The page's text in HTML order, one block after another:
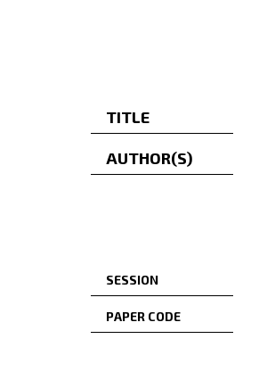
TITLE
AUTHOR(S)
SESSION
PAPER CODE